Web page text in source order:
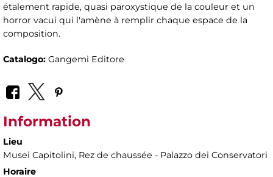
étalement rapide, quasi paroxystique de la couleur et un
horror vacui qui l'amène à remplir chaque espace de la
composition.
Catalogo: Gangemi Editore
Information
Lieu
Musei Capitolini, Rez de chaussée - Palazzo dei Conservatori
Horaire